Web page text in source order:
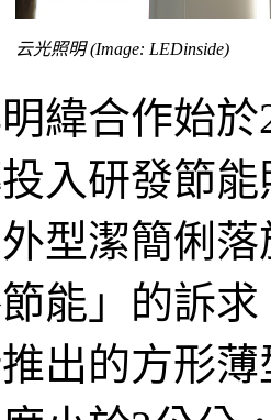
云光照明 (Image: LEDinside)
緯合作始
入研發節
型潔簡俐
能」的訴
出的方形